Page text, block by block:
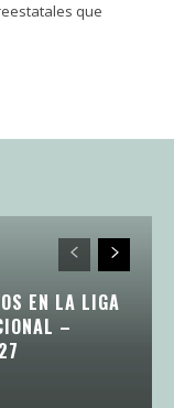
que
EN LA LIGA
–